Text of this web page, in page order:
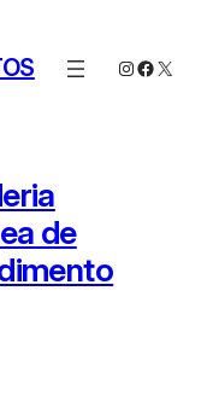
Instagram
X
de